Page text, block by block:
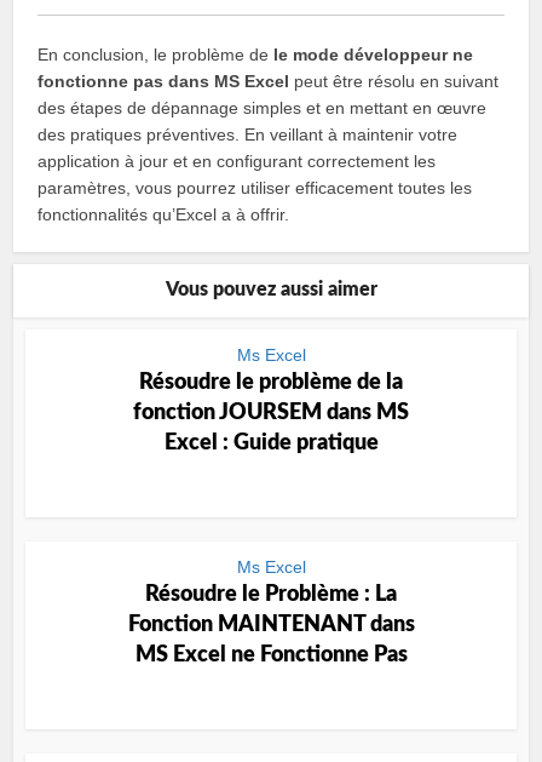
En conclusion, le problème de le mode développeur ne
fonctionne pas dans MS Excel peut être résolu en suivant
des étapes de dépannage simples et en mettant en œuvre
des pratiques préventives. En veillant à maintenir votre
application à jour et en configurant correctement les
paramètres, vous pourrez utiliser efficacement toutes les
fonctionnalités qu’Excel a à offrir.
Vous pouvez aussi aimer
Ms Excel
Résoudre le problème de la
fonction JOURSEM dans MS
Excel : Guide pratique
Ms Excel
Résoudre le Problème : La
Fonction MAINTENANT dans
MS Excel ne Fonctionne Pas